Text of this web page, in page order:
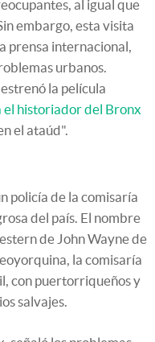
al igual que
embargo, esta visita
prensa internacional,
urbanos.
la película
el historiador del Bronx
el ataúd".
policía de la comisaría
del país. El nombre
de John Wayne de
la comisaría
con puertorriqueños y
salvajes.